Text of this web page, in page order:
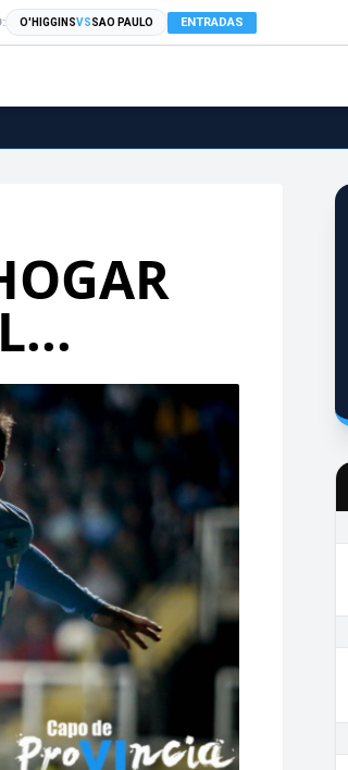
O'HIGGINSVSSAO PAULO ENTRADAS